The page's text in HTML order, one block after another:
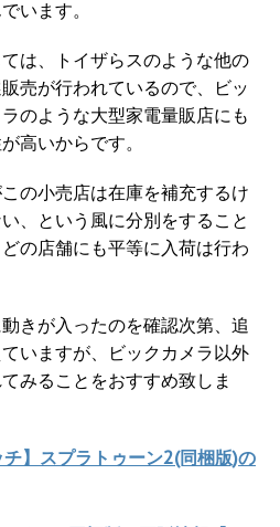
います。
は、トイザらスのような他の
売が行われているので、ビッ
のような大型家電量販店にも
高いからです。
の小売店は在庫を補充するけ
、という風に分別をすること
の店舗にも平等に入荷は行わ
きが入ったのを確認次第、追
いますが、ビックカメラ以外
みることをおすすめ致しま
チ】スプラトゥーン2(同梱版)の